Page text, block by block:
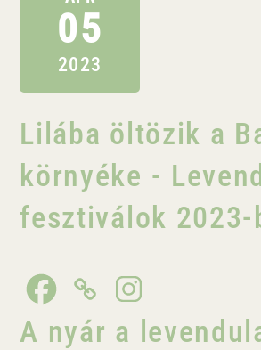
05
2023
Lilába öltözik a
környéke -
fesztiválok 2023-
A nyár a